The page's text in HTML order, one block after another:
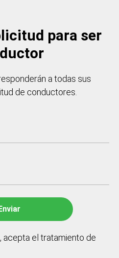
para ser
a todas sus
de conductores.
acepta el tratamiento de